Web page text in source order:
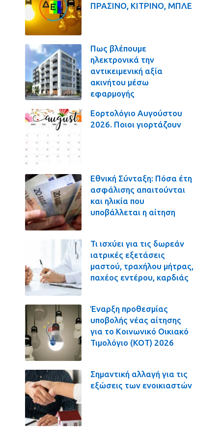
ΠΡΑΣΙΝΟ, ΚΙΤΡΙΝΟ, ΜΠΛΕ
Πως βλέπουμε
ηλεκτρονικά την
αντικειμενική αξία
ακινήτου μέσω
εφαρμογής
Εορτολόγιο Αυγούστου
2026. Ποιοι γιορτάζουν
Εθνική Σύνταξη: Πόσα έτη
ασφάλισης απαιτούνται
και ηλικία που
υποβάλλεται η αίτηση
Τι ισχύει για τις δωρεάν
ιατρικές εξετάσεις
μαστού, τραχήλου μήτρας,
παχέος εντέρου, καρδιάς
Έναρξη προθεσμίας
υποβολής νέας αίτησης
για το Κοινωνικό Οικιακό
Τιμολόγιο (ΚΟΤ) 2026
Σημαντική αλλαγή για τις
εξώσεις των ενοικιαστών